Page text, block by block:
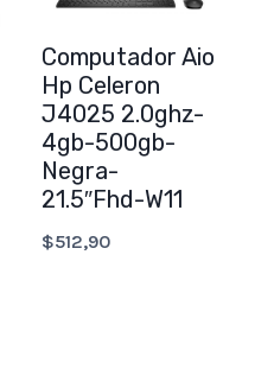
Computador Aio
Hp Celeron
J4025 2.0ghz-
4gb-500gb-
Negra-
21.5″Fhd-W11
$512,90